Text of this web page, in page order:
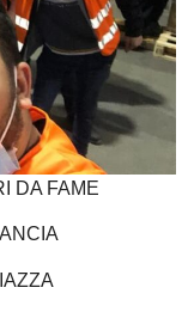
DA FAME